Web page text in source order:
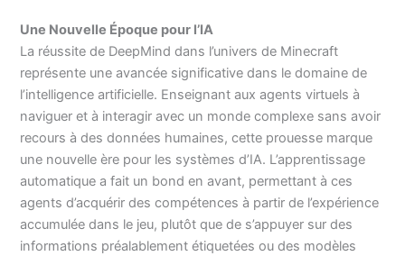
Une Nouvelle Époque pour l’IA
La réussite de DeepMind dans l’univers de Minecraft
représente une avancée significative dans le domaine de
l’intelligence artificielle. Enseignant aux agents virtuels à
naviguer et à interagir avec un monde complexe sans avoir
recours à des données humaines, cette prouesse marque
une nouvelle ère pour les systèmes d’IA. L’apprentissage
automatique a fait un bond en avant, permettant à ces
agents d’acquérir des compétences à partir de l’expérience
accumulée dans le jeu, plutôt que de s’appuyer sur des
informations préalablement étiquetées ou des modèles